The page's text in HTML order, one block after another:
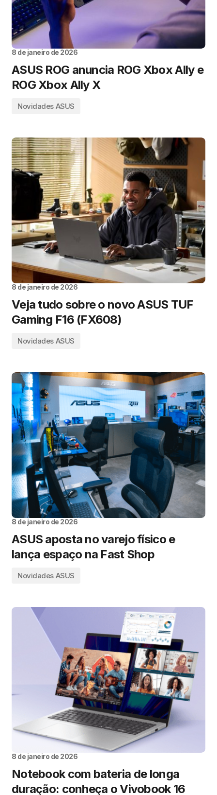
8 de janeiro de 2026
ASUS ROG anuncia ROG Xbox Ally e
ROG Xbox Ally X
Novidades ASUS
8 de janeiro de 2026
Veja tudo sobre o novo ASUS TUF
Gaming F16 (FX608)
Novidades ASUS
8 de janeiro de 2026
ASUS aposta no varejo físico e
lança espaço na Fast Shop
Novidades ASUS
8 de janeiro de 2026
Notebook com bateria de longa
duração: conheça o Vivobook 16